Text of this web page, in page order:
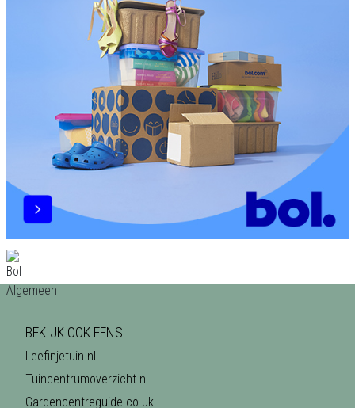
BEKIJK OOK EENS
Leefinjetuin.nl
Tuincentrumoverzicht.nl
Gardencentreguide.co.uk